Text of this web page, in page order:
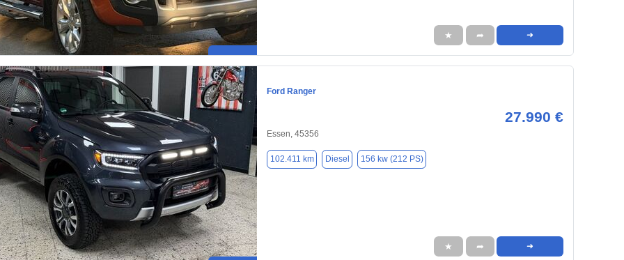
★ ➦ ➜
Ford Ranger
27.990 €
Essen, 45356
102.411 km Diesel 156 kw (212 PS)
★ ➦ ➜